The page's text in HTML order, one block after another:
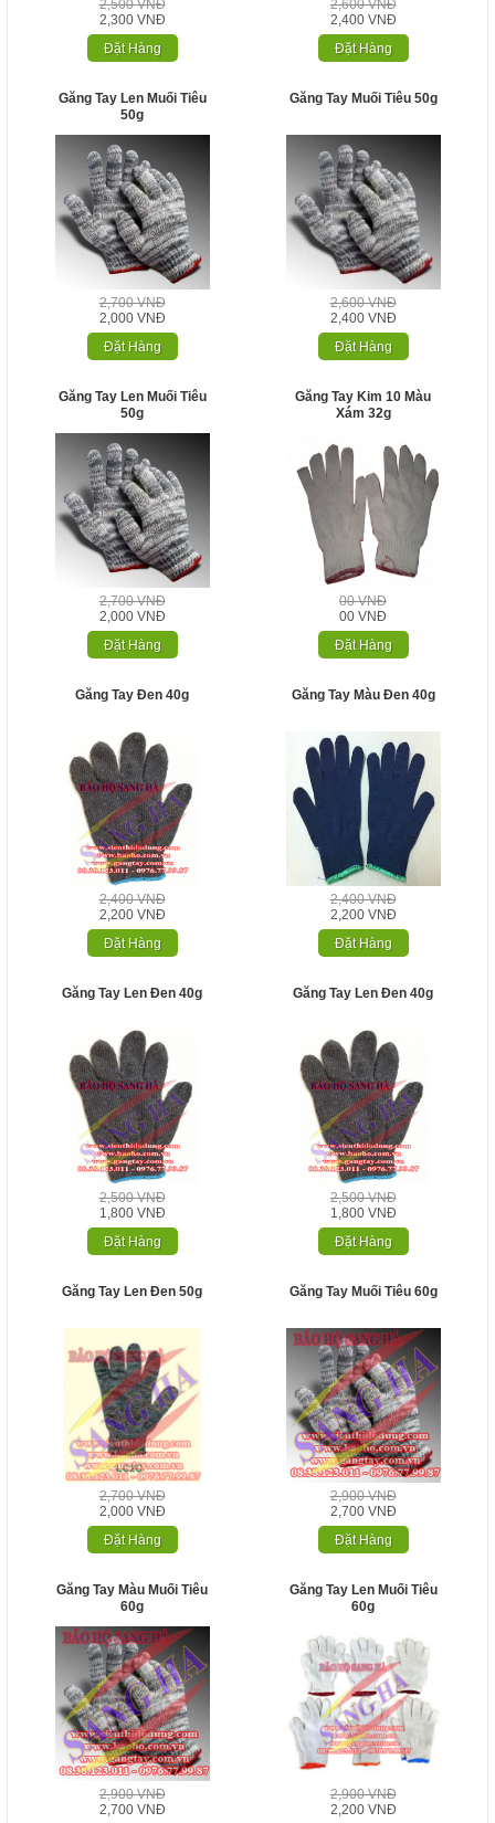
2,500 VNĐ
2,300 VNĐ
Đặt Hàng
2,600 VNĐ
2,400 VNĐ
Đặt Hàng
Găng Tay Len Muối Tiêu
50g
2,700 VNĐ
2,000 VNĐ
Đặt Hàng
Găng Tay Muối Tiêu 50g
2,600 VNĐ
2,400 VNĐ
Đặt Hàng
Găng Tay Len Muối Tiêu
50g
2,700 VNĐ
2,000 VNĐ
Đặt Hàng
Găng Tay Kim 10 Màu
Xám 32g
00 VNĐ
00 VNĐ
Đặt Hàng
Găng Tay Đen 40g
2,400 VNĐ
2,200 VNĐ
Đặt Hàng
Găng Tay Màu Đen 40g
2,400 VNĐ
2,200 VNĐ
Đặt Hàng
Găng Tay Len Đen 40g
2,500 VNĐ
1,800 VNĐ
Đặt Hàng
Găng Tay Len Đen 40g
2,500 VNĐ
1,800 VNĐ
Đặt Hàng
Găng Tay Len Đen 50g
2,700 VNĐ
2,000 VNĐ
Đặt Hàng
Găng Tay Muối Tiêu 60g
2,900 VNĐ
2,700 VNĐ
Đặt Hàng
Găng Tay Màu Muối Tiêu
60g
2,900 VNĐ
2,700 VNĐ
Găng Tay Len Muối Tiêu
60g
2,900 VNĐ
2,200 VNĐ